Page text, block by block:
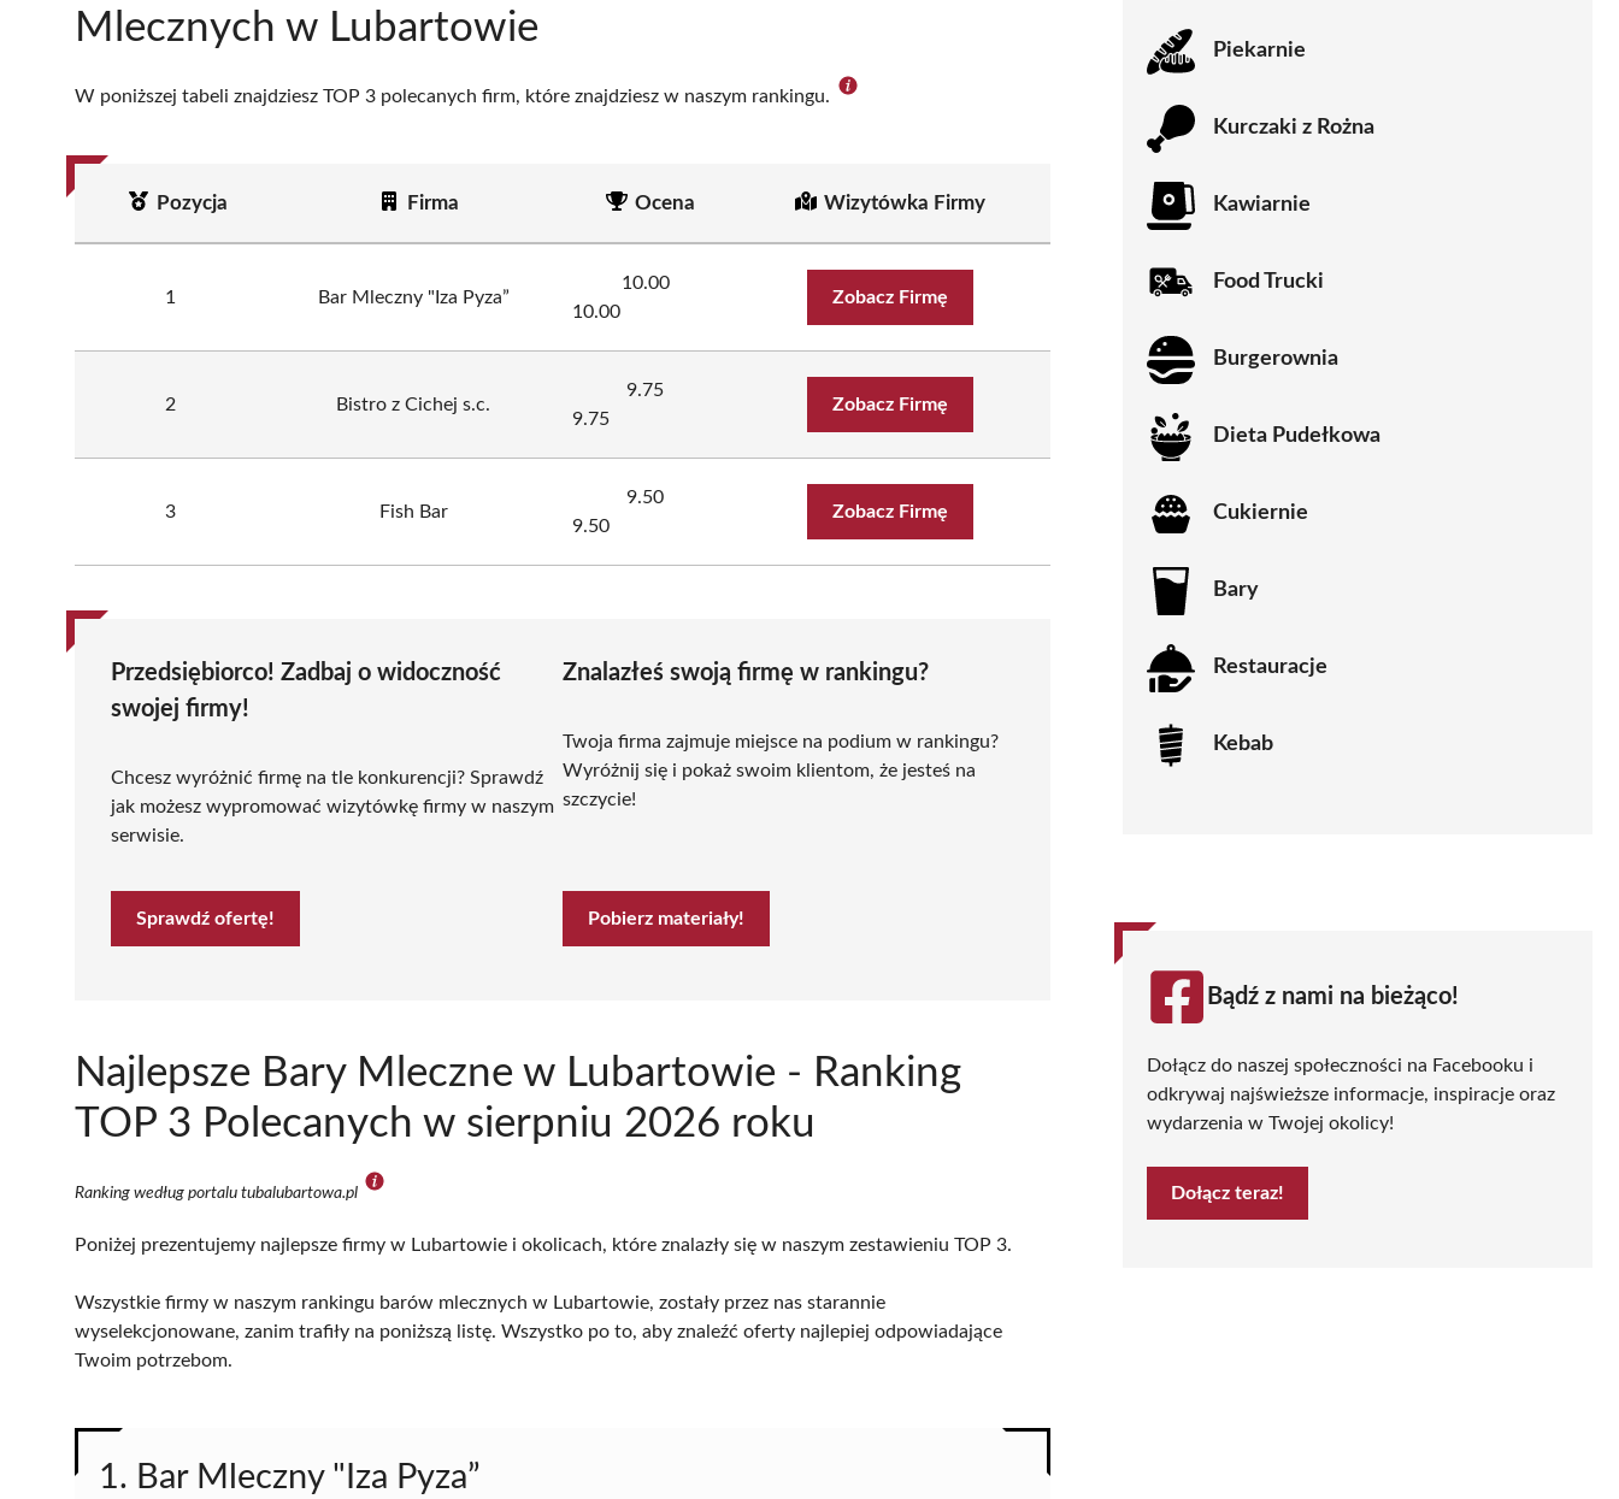
Mlecznych w Lubartowie
W poniższej tabeli znajdziesz TOP 3 polecanych firm, które znajdziesz w naszym rankingu.
Pozycja Firma Ocena Wizytówka Firmy
1 Bar Mleczny "Iza Pyza”
10.00
10.00
Zobacz Firmę
2 Bistro z Cichej s.c.
9.75
9.75
Zobacz Firmę
3 Fish Bar
9.50
9.50
Zobacz Firmę
Przedsiębiorco! Zadbaj o widoczność
swojej firmy!
Chcesz wyróżnić firmę na tle konkurencji? Sprawdź
jak możesz wypromować wizytówkę firmy w naszym
serwisie.
Sprawdź ofertę!
Znalazłeś swoją firmę w rankingu?
Twoja firma zajmuje miejsce na podium w rankingu?
Wyróżnij się i pokaż swoim klientom, że jesteś na
szczycie!
Pobierz materiały!
Najlepsze Bary Mleczne w Lubartowie - Ranking
TOP 3 Polecanych w sierpniu 2026 roku
Ranking według portalu tubalubartowa.pl
Poniżej prezentujemy najlepsze firmy w Lubartowie i okolicach, które znalazły się w naszym zestawieniu TOP 3.
Wszystkie firmy w naszym rankingu barów mlecznych w Lubartowie, zostały przez nas starannie
wyselekcjonowane, zanim trafiły na poniższą listę. Wszystko po to, aby znaleźć oferty najlepiej odpowiadające
Twoim potrzebom.
1. Bar Mleczny "Iza Pyza”
Piekarnie
Kurczaki z Rożna
Kawiarnie
Food Trucki
Burgerownia
Dieta Pudełkowa
Cukiernie
Bary
Restauracje
Kebab
Bądź z nami na bieżąco!
Dołącz do naszej społeczności na Facebooku i
odkrywaj najświeższe informacje, inspiracje oraz
wydarzenia w Twojej okolicy!
Dołącz teraz!